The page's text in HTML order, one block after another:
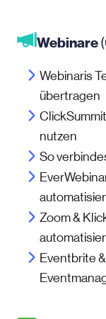
Webinare
Webinaris
übertragen
nutzen
So
Zoom &
Eventbrite